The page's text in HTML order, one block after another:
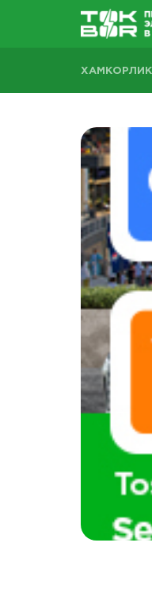
ХАМКОРЛИК